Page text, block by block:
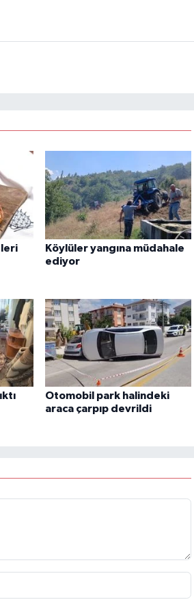
Köylüler yangına müdahale
ediyor
Otomobil park halindeki
araca çarpıp devrildi